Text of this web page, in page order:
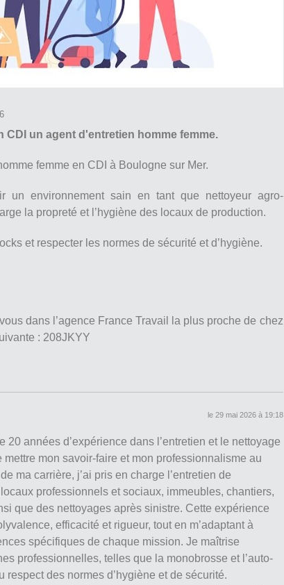
CDI un agent d'entretien homme femme.
femme en CDI à Boulogne sur Mer.
un environnement sain en tant que nettoyeur agro-
la propreté et l’hygiène des locaux de production.
et respecter les normes de sécurité et d’hygiène.
dans l’agence France Travail la plus proche de chez
: 208JKYY
le 29 mai 2026 à 19:18
20 années d’expérience dans l’entretien et le nettoyage
mon savoir-faire et mon professionnalisme au
ma carrière, j’ai pris en charge l’entretien de
professionnels et sociaux, immeubles, chantiers,
que des nettoyages après sinistre. Cette expérience
efficacité et rigueur, tout en m’adaptant à
spécifiques de chaque mission. Je maîtrise
professionnelles, telles que la monobrosse et l’auto-
respect des normes d’hygiène et de sécurité.